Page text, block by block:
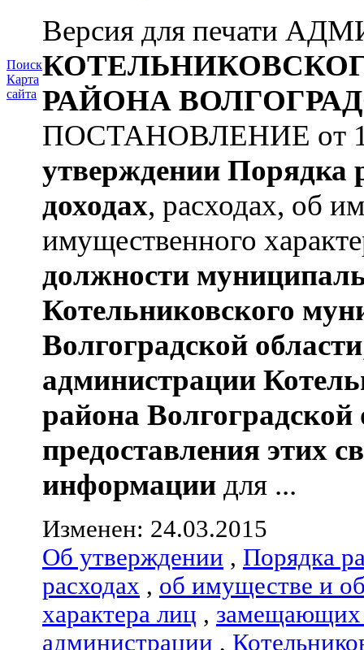
Поиск
Карта
сайта
Версия для печати
РАЙОНА
ПОСТАНОВЛЕНИЕ от
утверждении Порядка
доходах, расходах, об
имущественного
должности
Котельниковского
Волгоградской области
администрации
района Волгоградской
предоставления этих
информации для ...
Изменен: 24.03.2015
Об утверждении , Порядка
расходах , об имуществе и
характера лиц , замещающих
администрации ,